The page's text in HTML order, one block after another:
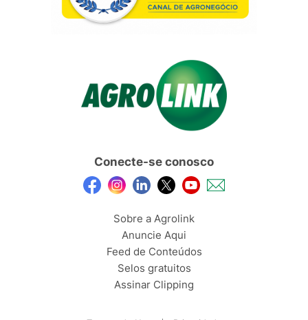
Conecte-se conosco
Sobre a Agrolink
Anuncie Aqui
Feed de Conteúdos
Selos gratuitos
Assinar Clipping